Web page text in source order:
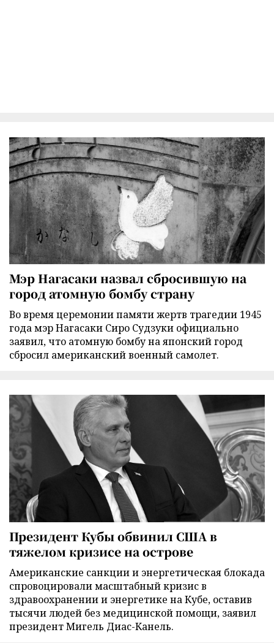
Мэр Нагасаки назвал сбросившую на
город атомную бомбу страну
Во время церемонии памяти жертв трагедии 1945
года мэр Нагасаки Сиро Судзуки официально
заявил, что атомную бомбу на японский город
сбросил американский военный самолет.
Президент Кубы обвинил США в
тяжелом кризисе на острове
Американские санкции и энергетическая блокада
спровоцировали масштабный кризис в
здравоохранении и энергетике на Кубе, оставив
тысячи людей без медицинской помощи, заявил
президент Мигель Диас-Канель.